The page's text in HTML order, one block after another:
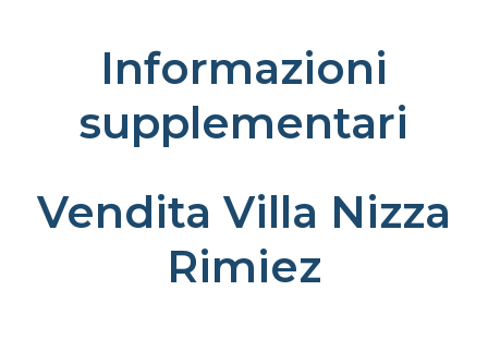
Informazioni
supplementari
Vendita Villa Nizza
Rimiez